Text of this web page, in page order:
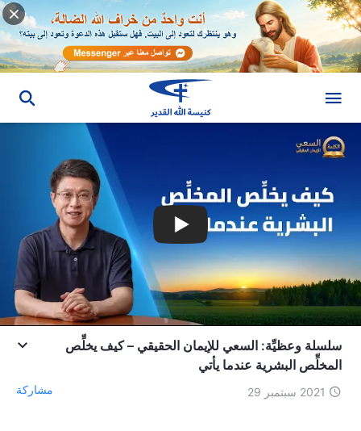
سلسلة وعظيِّة: السعي للإيمان الحقيقي – كيف يخلِّص
المخلِّص البشرية عندما يأتي
2021 سبتمبر 29 مشاركة